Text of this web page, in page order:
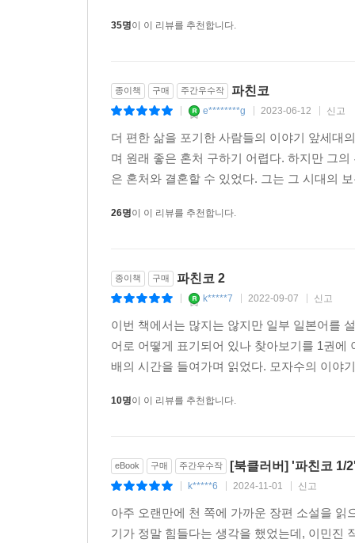
35명이 이 리뷰를 추천합니다.
종이책 구매 주간우수작 파친코
e********g 2023-06-12 신고
더 편한 삶을 포기한 사람들의 이야기 앞세대
며 원래 좋은 혼처 구하기 어렵다. 하지만 그
은 혼처와 결혼할 수 있었다. 그는 그 시대의
26명이 이 리뷰를 추천합니다.
종이책 구매 파친코 2
k*****7 2022-09-07 신고
이번 책에서는 많지는 않지만 일부 일본어를
어로 어떻게 표기되어 있나 찾아보기를 1권
배의 시간을 들여가며 읽었다. 모자수의 이야
10명이 이 리뷰를 추천합니다.
eBook 구매 주간우수작 [북클러버] '파친코 1/
k*****6 2024-11-01 신고
아주 오랜만에 천 쪽에 가까운 장편 소설을
기가 정말 힘들다는 생각을 했었는데, 이민진